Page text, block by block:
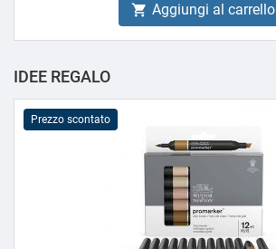
 Aggiungi al carrello
IDEE REGALO
Prezzo scontato